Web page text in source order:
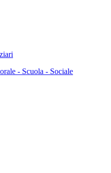
- Scuola - Sociale